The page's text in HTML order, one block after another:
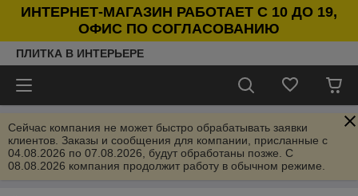
ИНТЕРНЕТ-МАГАЗИН РАБОТАЕТ С 10 ДО 19,
ОФИС ПО СОГЛАСОВАНИЮ
ПЛИТКА В ИНТЕРЬЕРЕ
Сейчас компания не может быстро обрабатывать заявки
клиентов. Заказы и сообщения для компании, присланные с
04.08.2026 по 07.08.2026, будут обработаны позже. С
08.08.2026 компания продолжит работу в обычном режиме.